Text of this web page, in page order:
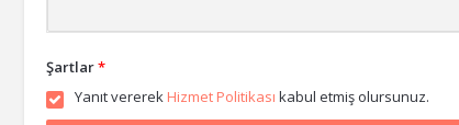
Şartlar*
Yanıt vererek Hizmet Politikası kabul etmiş olursunuz.